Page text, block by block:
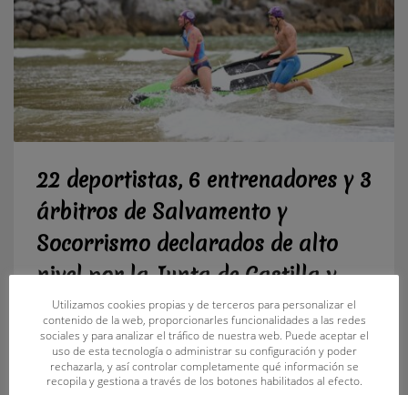
22 deportistas, 6 entrenadores y 3
árbitros de Salvamento y
Socorrismo declarados de alto
nivel por la Junta de Castilla y
León
MARTES, 16 AGOSTO 2022 BYFECLESS
Impulso al deporte de alto nivel en la Comunidad al permitir
Utilizamos cookies propias y de terceros para personalizar el
contenido de la web, proporcionarles funcionalidades a las redes
sociales y para analizar el tráfico de nuestra web. Puede aceptar el
uso de esta tecnología o administrar su configuración y poder
rechazarla, y así controlar completamente qué información se
recopila y gestiona a través de los botones habilitados al efecto.